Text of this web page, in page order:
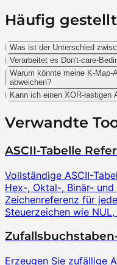
Häufig
Was ist der Unterschied
Verarbeitet es Don't-care-
Warum könnte meine K-
abweichen?
Kann ich einen XOR-lastigen
Verwandte
ASCII-Tabelle
Vollständige ASCII-
Hex-, Oktal-, Binär-
Zeichenreferenz für
Steuerzeichen wie NUL,
Erzeugen Sie zufällige